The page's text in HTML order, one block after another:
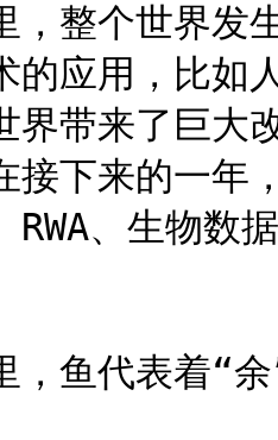
，整个世界发
的应用，比如
界带来了巨
接下来的一年
RWA、生物数
，鱼代表着“